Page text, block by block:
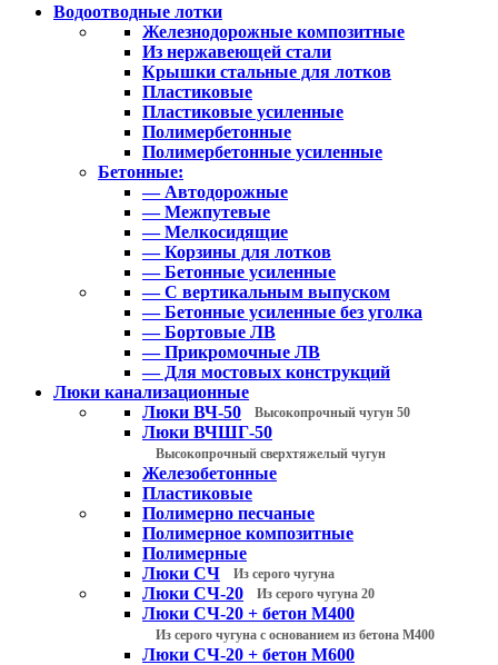
Водоотводные лотки
Железнодорожные композитные
Из нержавеющей стали
Крышки стальные для лотков
Пластиковые
Пластиковые усиленные
Полимербетонные
Полимербетонные усиленные
Бетонные:
— Автодорожные
— Межпутевые
— Мелкосидящие
— Корзины для лотков
— Бетонные усиленные
— С вертикальным выпуском
— Бетонные усиленные без уголка
— Бортовые ЛВ
— Прикромочные ЛВ
— Для мостовых конструкций
Люки канализационные
Люки ВЧ-50
Высокопрочный чугун 50
Люки ВЧШГ-50
Высокопрочный сверхтяжелый чугун
Железобетонные
Пластиковые
Полимерно песчаные
Полимерное композитные
Полимерные
Люки СЧ
Из серого чугуна
Люки СЧ-20 Из серого чугуна 20
Люки СЧ-20 + бетон М400
Из серого чугуна с основанием из бетона М400
Люки СЧ-20 + бетон М600